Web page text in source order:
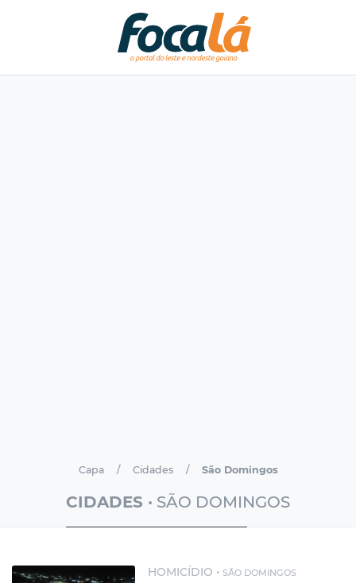
CIDADES • SÃO DOMINGOS
Capa Cidades São Domingos
HOMICÍDIO • SÃO DOMINGOS